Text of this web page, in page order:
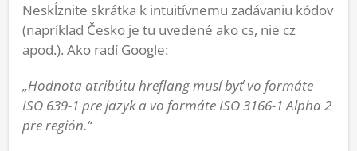
Neskĺznite skrátka k intuitívnemu zadávaniu kódov
(napríklad Česko je tu uvedené ako cs, nie cz
apod.). Ako radí Google:
„Hodnota atribútu hreflang musí byť vo formáte
ISO 639-1 pre jazyk a vo formáte ISO 3166-1 Alpha 2
pre región.“